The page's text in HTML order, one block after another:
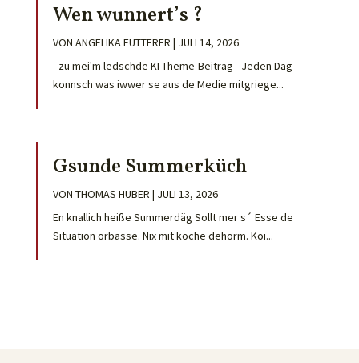
Wen wunnert’s ?
VON ANGELIKA FUTTERER | JULI 14, 2026
- zu mei'm ledschde KI-Theme-Beitrag - Jeden Dag
konnsch was iwwer se aus de Medie mitgriege...
Gsunde Summerküch
VON THOMAS HUBER | JULI 13, 2026
En knallich heiße Summerdäg Sollt mer s´ Esse de
Situation orbasse. Nix mit koche dehorm. Koi...